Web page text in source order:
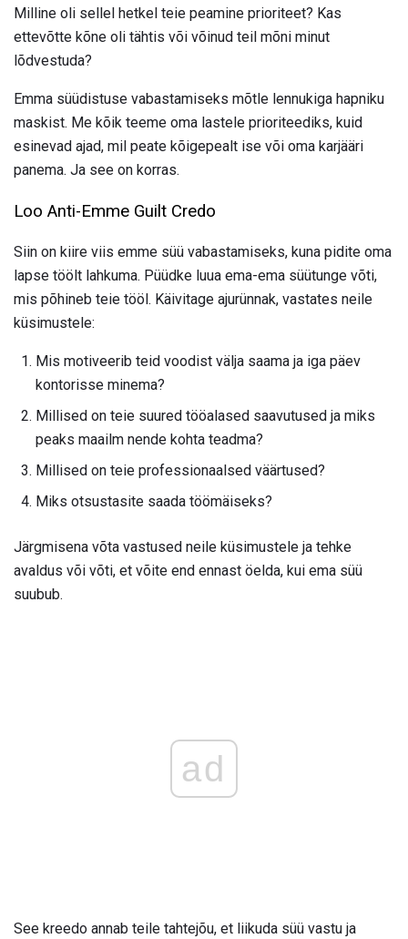
Milline oli sellel hetkel teie peamine prioriteet? Kas
ettevõtte kõne oli tähtis või võinud teil mõni minut
lõdvestuda?
Emma süüdistuse vabastamiseks mõtle lennukiga hapniku
maskist. Me kõik teeme oma lastele prioriteediks, kuid
esinevad ajad, mil peate kõigepealt ise või oma karjääri
panema. Ja see on korras.
Loo Anti-Emme Guilt Credo
Siin on kiire viis emme süü vabastamiseks, kuna pidite oma
lapse töölt lahkuma. Püüdke luua ema-ema süütunge võti,
mis põhineb teie tööl. Käivitage ajurünnak, vastates neile
küsimustele:
Mis motiveerib teid voodist välja saama ja iga päev
kontorisse minema?
Millised on teie suured tööalased saavutused ja miks
peaks maailm nende kohta teadma?
Millised on teie professionaalsed väärtused?
Miks otsustasite saada töömäiseks?
Järgmisena võta vastused neile küsimustele ja tehke
avaldus või võti, et võite end ennast öelda, kui ema süü
suubub.
ad
See kreedo annab teile tahtejõu, et liikuda süü vastu ja